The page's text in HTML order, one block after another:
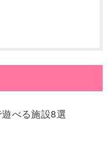
遊べる施設8選